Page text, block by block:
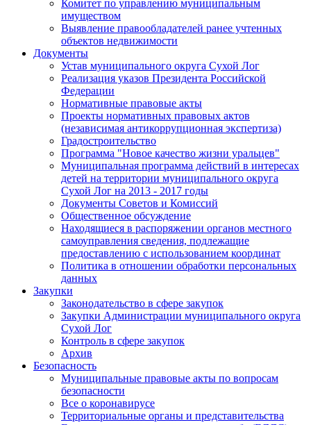
Комитет по управлению муниципальным
имуществом
Выявление правообладателей ранее учтенных
объектов недвижимости
Документы
Устав муниципального округа Сухой Лог
Реализация указов Президента Российской
Федерации
Нормативные правовые акты
Проекты нормативных правовых актов
(независимая антикоррупционная экспертиза)
Градостроительство
Программа "Новое качество жизни уральцев"
Муниципальная программа действий в интересах
детей на территории муниципального округа
Сухой Лог на 2013 - 2017 годы
Документы Советов и Комиссий
Общественное обсуждение
Находящиеся в распоряжении органов местного
самоуправления сведения, подлежащие
предоставлению с использованием координат
Политика в отношении обработки персональных
данных
Закупки
Законодательство в сфере закупок
Закупки Администрации муниципального округа
Сухой Лог
Контроль в сфере закупок
Архив
Безопасность
Муниципальные правовые акты по вопросам
безопасности
Все о коронавирусе
Территориальные органы и представительства